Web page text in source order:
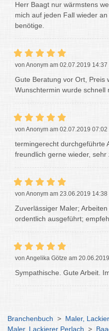
Herr Baagt nur wärmstens
mich auf jeden Fall wieder
benötige.
von Anonym am 02.07.2019 14:37
Gute Beratung vor Ort, Preis
Wunschtermin wurde schnell
von Anonym am 02.07.2019 07:02
termingerecht durchgeführte
freundlich gerne wieder, sehr
von Anonym am 23.06.2019 14:38
Zuverlässiger Maler;
ordentlich ausgeführt;
von Angelika Götze am
Sympathische. Gute Arbeit.
Branchenbuch > Maler,
Maler, Lackierer Perlach >